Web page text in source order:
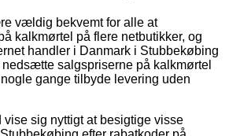
vældig bekvemt for alle at
kalkmørtel på flere netbutikker, og
handler i Danmark i Stubbekøbing
salgspriserne på kalkmørtel
gange tilbyde levering uden
vise sig nyttigt at besigtige visse